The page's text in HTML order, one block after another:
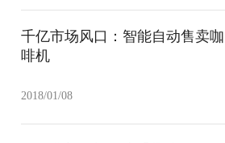
千亿市场风口：智能自动售卖咖
啡机
2018/01/08